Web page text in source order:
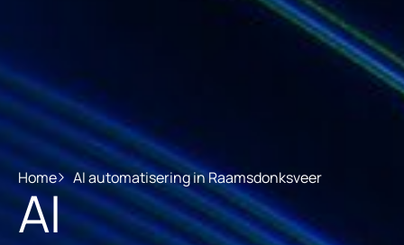
Home AI automatisering in Raamsdonksveer
AI